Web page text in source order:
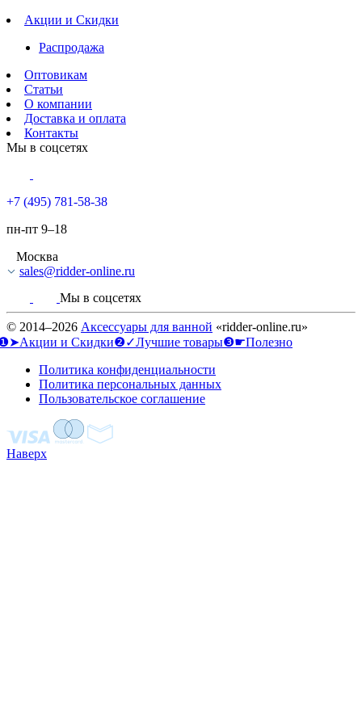
Акции и Скидки
Распродажа
Оптовикам
Статьи
О компании
Доставка и оплата
Контакты
Мы в соцсетях
+7 (495) 781-58-38
пн-пт 9–18
Москва
sales@ridder-online.ru
Мы в соцсетях
© 2014–2026 Аксессуары для ванной «ridder-online.ru»
и Скидки❷✓Лучшие товары❸☛Полезно
Политика конфиденциальности
Политика персональных данных
Пользовательское соглашение
Наверх